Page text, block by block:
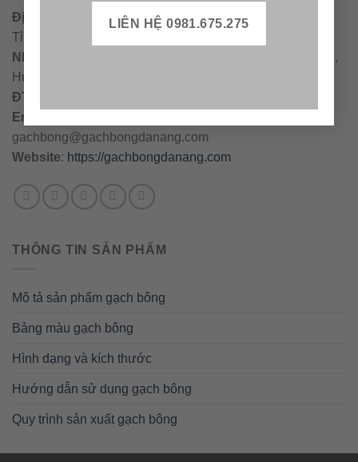
LIÊN HỆ 0981.675.275
Địa chỉ:
CCN Quán Lát, Xã Đức Chánh, Huyện Mộ Đức,
Tỉnh Quảng Ngãi
Nhà máy miền trung:
L1 CCN Quán Lát, Xã Đức Chánh,
Huyện Mộ Đức, Tỉnh Quảng Ngãi, Việt Nam
ĐT
Email
gachbong@gachbongdanang.com
Website: https://gachbongdanang.com
THÔNG TIN SẢN PHẨM
Mô tả sản phẩm gạch bông
Bảng màu gạch bông
Hình dạng và kích thước
Hướng dẫn sử dụng gạch bông
Quy trình sản xuất gạch bông